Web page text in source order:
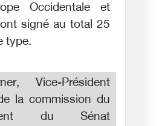
Occidentale et
signé au total 25
type.
Vice-Président
la commission du
du Sénat